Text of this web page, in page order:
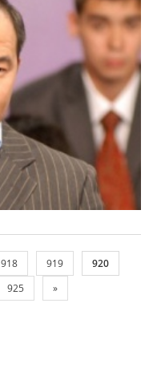
918 919
920
925 »